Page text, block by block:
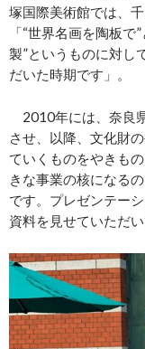
塚国際美術館では、
「“世界名画を陶板
製”というものに対し
だいた時期です」。
2010年には、奈良
させ、以降、文化財
ていくものをやきも
きな事業の核になる
です。プレゼンテー
資料を見せていただ